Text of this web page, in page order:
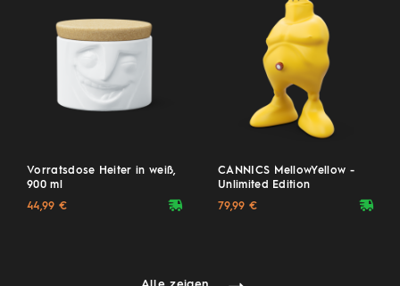
Vorratsdose Heiter in weiß,
900 ml
deliveryvan
44,99 €
CANNICS MellowYellow -
Unlimited Edition
deliveryvan
79,99 €